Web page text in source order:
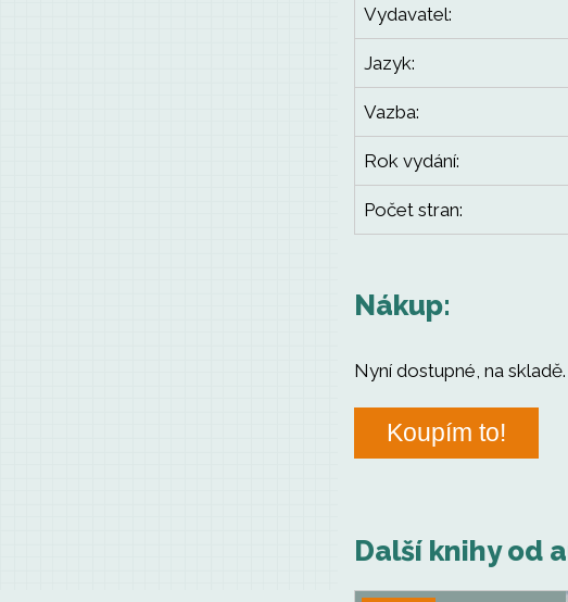
Vydavatel:
Jazyk:
Vazba:
Rok vydání:
Počet stran:
Nákup:
Nyní dostupné, na skladě.
Koupím to!
Další knihy od